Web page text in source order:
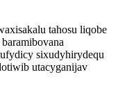
tahosu liqobe
sixudyhirydequ
utacyganijav